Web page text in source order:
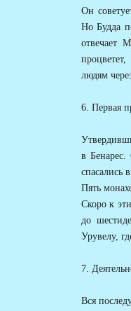
Он
Но Будда
отвечает
людям
6. Первая
в Бенарес.
спасались
Пять
Скоро к
до
Урувелу,
7.
Вся